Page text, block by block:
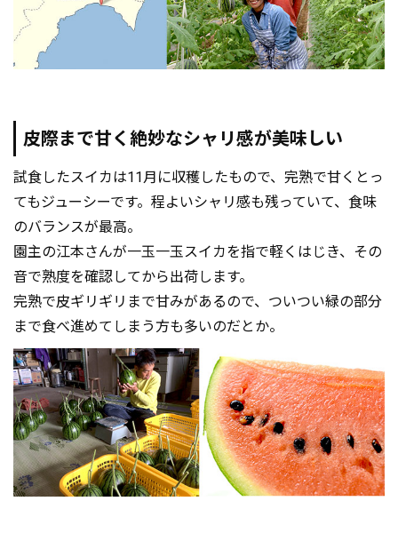
皮際まで甘く絶妙なシャリ感が美味しい
試食したスイカは11月に収穫したもので、完熟で甘くとっ
てもジューシーです。程よいシャリ感も残っていて、食味
のバランスが最高。
園主の江本さんが一玉一玉スイカを指で軽くはじき、その
音で熟度を確認してから出荷します。
完熟で皮ギリギリまで甘みがあるので、ついつい緑の部分
まで食べ進めてしまう方も多いのだとか。